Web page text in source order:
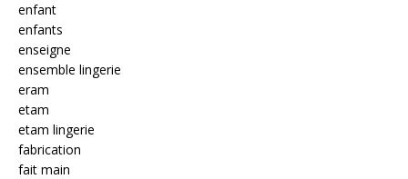
enfant
enfants
enseigne
ensemble lingerie
eram
etam
etam lingerie
fabrication
fait main